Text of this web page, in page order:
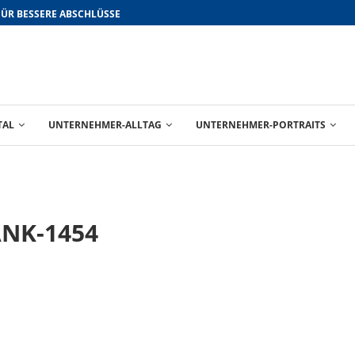
BESSERE ABSCHLÜSSE
UNTERNEHMER-ALLTAG UNTERNEHMER-PORTRAITS
1454